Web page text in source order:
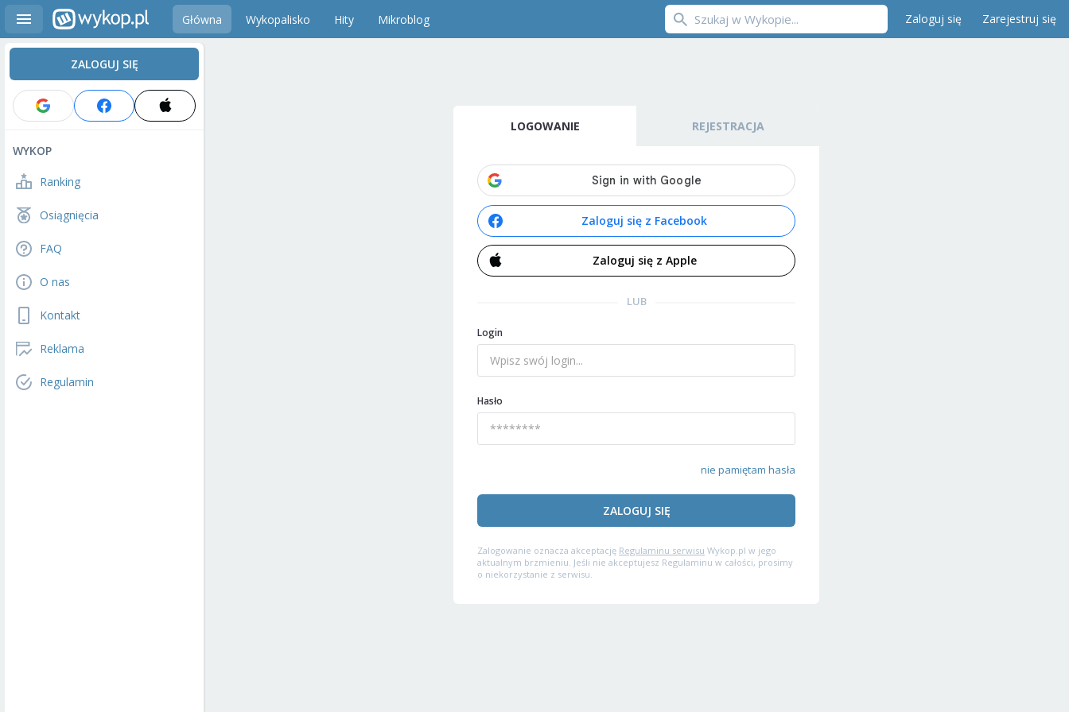
Główna Wykopalisko Hity Mikroblog Zaloguj się Zarejestruj się
ZALOGUJ SIĘ
WYKOP
Ranking
Osiągnięcia
FAQ
O nas
Kontakt
Reklama
Regulamin
LOGOWANIE REJESTRACJA
Zaloguj się z Facebook
Zaloguj się z Apple
LUB
Login
Hasło
nie pamiętam hasła
ZALOGUJ SIĘ
Zalogowanie oznacza akceptację Regulaminu serwisu Wykop.pl w jego
aktualnym brzmieniu. Jeśli nie akceptujesz Regulaminu w całości, prosimy
o niekorzystanie z serwisu.